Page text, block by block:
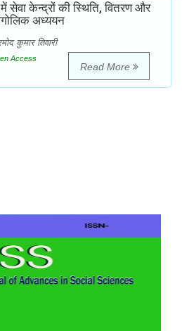
केन्द्रों की स्थिति, वितरण और
अध्ययन
कुमार तिवारी
Access
Read More